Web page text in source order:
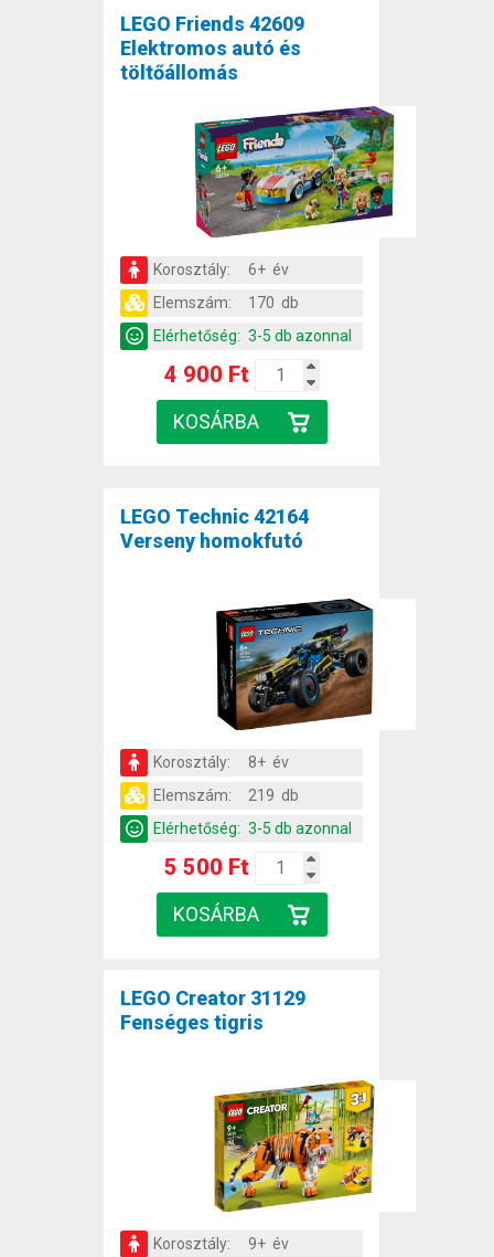
LEGO Friends 42609
Elektromos autó és
töltőállomás
Korosztály:
6+ év
Elemszám:
170 db
Elérhetőség: 3-5 db azonnal
4 900 Ft
LEGO Technic 42164
Verseny homokfutó
Korosztály:
8+ év
Elemszám:
219 db
Elérhetőség: 3-5 db azonnal
5 500 Ft
LEGO Creator 31129
Fenséges tigris
Korosztály:
9+ év